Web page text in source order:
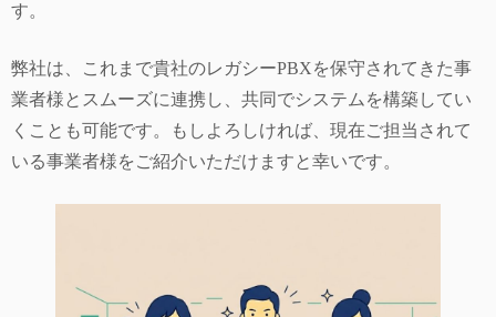
す。
弊社は、これまで貴社のレガシーPBXを保守されてきた事
業者様とスムーズに連携し、共同でシステムを構築してい
くことも可能です。もしよろしければ、現在ご担当されて
いる事業者様をご紹介いただけますと幸いです。